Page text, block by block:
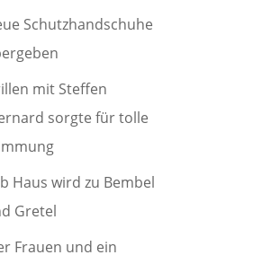
Schutzhandschuhe
mit Steffen
sorgte für tolle
Haus wird zu Bembel
Gretel
Frauen und ein